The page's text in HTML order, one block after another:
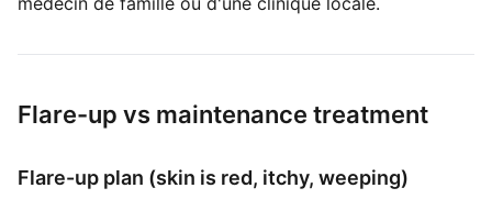
Flare-up vs maintenance treatment
Flare-up plan (skin is red, itchy, weeping)